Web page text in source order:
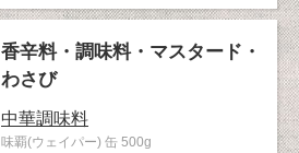
香辛料・調味料・マスタード・
わさび
中華調味料
味覇(ウェイパー) 缶 500g